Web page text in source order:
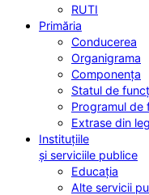
RUTI
Primăria
Conducerea
Organigrama
Componența
Statul de
Programul de
Extrase din
Instituțiile
și serviciile publice
Educația
Alte servicii